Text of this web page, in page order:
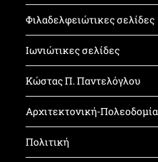
Φιλαδελφειώτικες σελίδες
Ιωνιώτικες σελίδες
Κώστας Π. Παντελόγλου
Αρχιτεκτονική-Πολεοδομία
Πολιτική